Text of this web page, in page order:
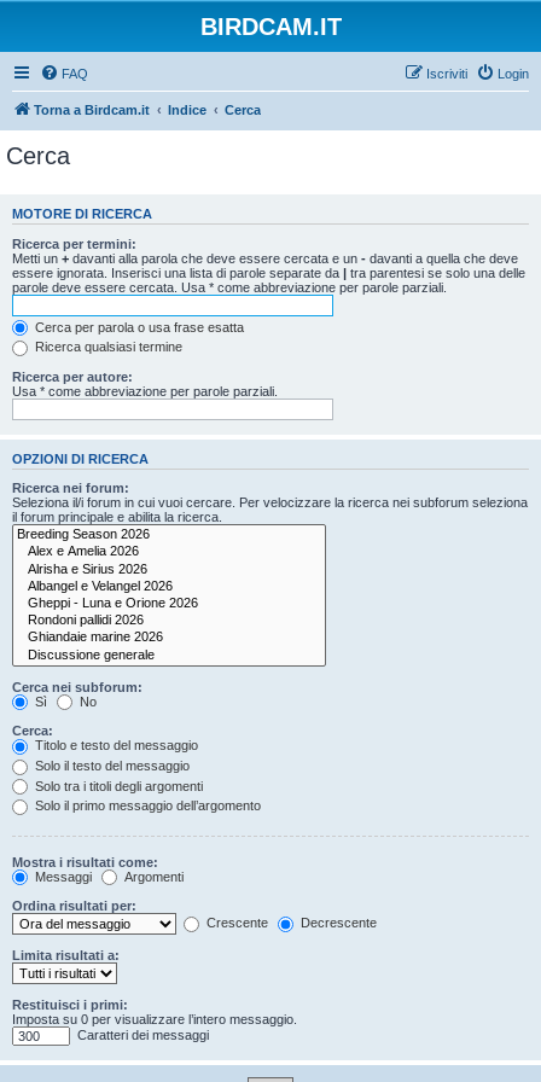
BIRDCAM.IT
FAQ Login
Iscriviti
Torna a Birdcam.it Indice Cerca
Cerca
MOTORE DI RICERCA
Ricerca per termini:
Metti un + davanti alla parola che deve essere cercata e un - davanti a quella che deve
essere ignorata. Inserisci una lista di parole separate da | tra parentesi se solo una delle
parole deve essere cercata. Usa * come abbreviazione per parole parziali.
Cerca per parola o usa frase esatta
Ricerca qualsiasi termine
Ricerca per autore:
Usa * come abbreviazione per parole parziali.
OPZIONI DI RICERCA
Ricerca nei forum:
Seleziona il/i forum in cui vuoi cercare. Per velocizzare la ricerca nei subforum seleziona
il forum principale e abilita la ricerca.
Cerca nei subforum:
Sì
No
Cerca:
Titolo e testo del messaggio
Solo il testo del messaggio
Solo tra i titoli degli argomenti
Solo il primo messaggio dell’argomento
Mostra i risultati come:
Messaggi
Argomenti
Ordina risultati per:
Crescente
Decrescente
Limita risultati a:
Restituisci i primi:
Imposta su 0 per visualizzare l’intero messaggio.
Caratteri dei messaggi